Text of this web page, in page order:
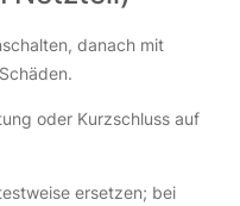
danach mit
oder Kurzschluss auf
ersetzen; bei